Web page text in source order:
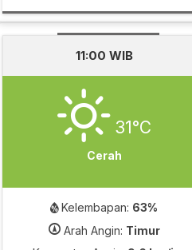
11:00 WIB
31°C
Cerah
Kelembapan: 63%
Arah Angin: Timur